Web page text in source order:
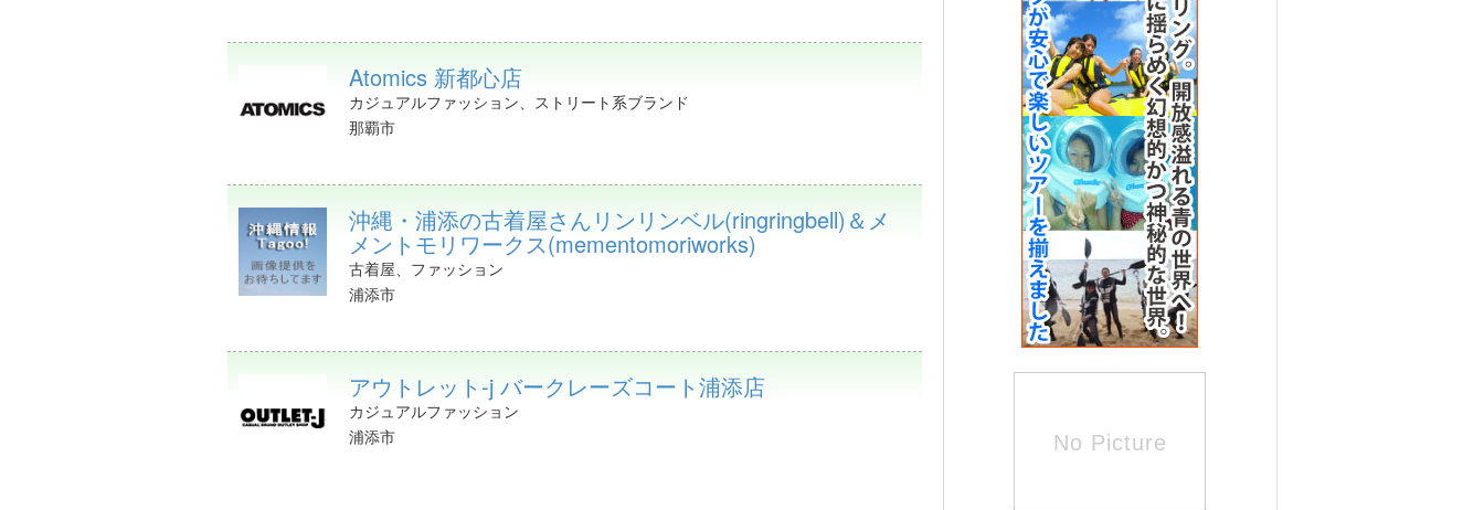
Atomics 新都心店
カジュアルファッション、ストリート系ブランド
那覇市
沖縄・浦添の古着屋さんリンリンベル(ringringbell)＆メ
メントモリワークス(mementomoriworks)
古着屋、ファッション
浦添市
アウトレット-j バークレーズコート浦添店
カジュアルファッション
浦添市